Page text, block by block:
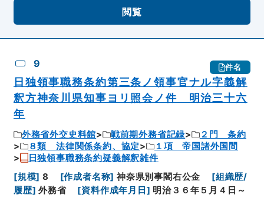
閲覧
9 件名
日独領事職務条約第三条ノ領事官ナル字義解
釈方神奈川県知事ヨリ照会ノ件 明治三十六
年
外務省外交史料館 戦前期外務省記録
２門 条約
８類 法律関係条約、協定
１項 帝国諸外国間
日独領事職務条約疑義解釈雑件
[規模] 8 [作成者名称] 神奈県別事閣右公金 [組織歴/
履歴] 外務省 [資料作成年月日 ] 明治３６年５月４日～